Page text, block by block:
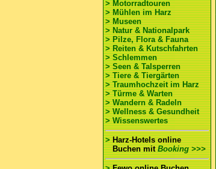
> Motorradtouren
> Mühlen im Harz
> Museen
> Natur & Nationalpark
> Pilze, Flora & Fauna
> Reiten & Kutschfahrten
> Schlemmen
> Seen & Talsperren
> Tiere & Tiergärten
> Traumhochzeit im Harz
> Türme & Warten
> Wandern & Radeln
> Wellness & Gesundheit
> Wissenswertes
>Harz-Hotels online
Buchen mit Booking >>>